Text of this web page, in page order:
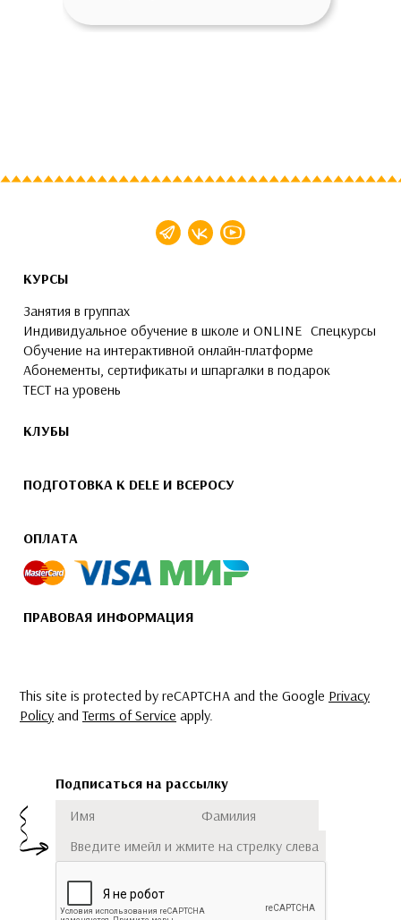
КУРСЫ
Занятия в группах
Индивидуальное обучение в школе и ONLINE Спецкурсы
Обучение на интерактивной онлайн-платформе
Абонементы, сертификаты и шпаргалки в подарок
ТЕСТ на уровень
КЛУБЫ
ПОДГОТОВКА К DELE И ВСЕРОСУ
ОПЛАТА
ПРАВОВАЯ ИНФОРМАЦИЯ
This site is protected by reCAPTCHA and the Google Privacy
Policy andTerms of Service apply.
Подписаться на рассылку
Имя
Фамилия
Подписаться